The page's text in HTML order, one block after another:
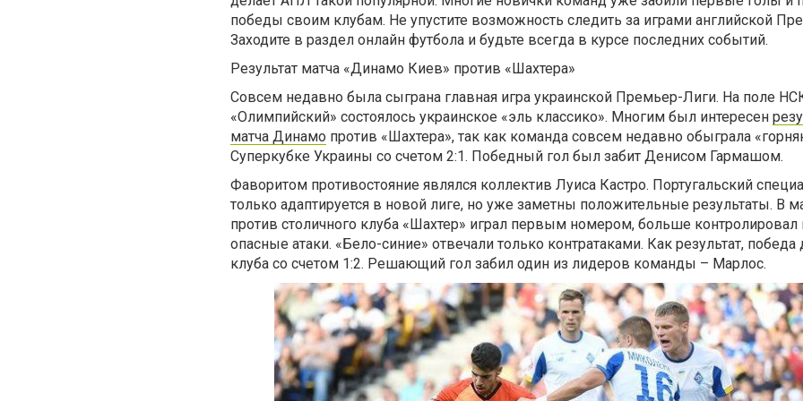
победы своим клубам. Не упустите возможность следить за играми английской
Заходите в раздел онлайн футбола и будьте всегда в курсе последних событий.
Результат матча «Динамо Киев» против «Шахтера»
Совсем недавно была сыграна главная игра украинской Премьер-Лиги. На поле
«Олимпийский» состоялось украинское «эль классико». Многим был интересен
матча Динамо против «Шахтера», так как команда совсем недавно обыграла
Суперкубке Украины со счетом 2:1. Победный гол был забит Денисом Гармашом.
Фаворитом противостояние являлся коллектив Луиса Кастро. Португальский
только адаптируется в новой лиге, но уже заметны положительные результаты. В
против столичного клуба «Шахтер» играл первым номером, больше контролировал
опасные атаки. «Бело-синие» отвечали только контратаками. Как результат, победа
клуба со счетом 1:2. Решающий гол забил один из лидеров команды – Марлос.